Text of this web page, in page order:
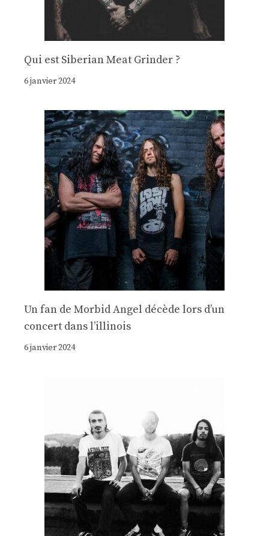
Qui est Siberian Meat Grinder ?
6 janvier 2024
Un fan de Morbid Angel décède lors d’un
concert dans l’illinois
6 janvier 2024